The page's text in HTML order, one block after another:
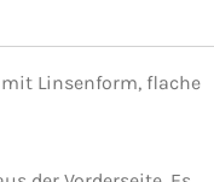
mit Linsenform, flache